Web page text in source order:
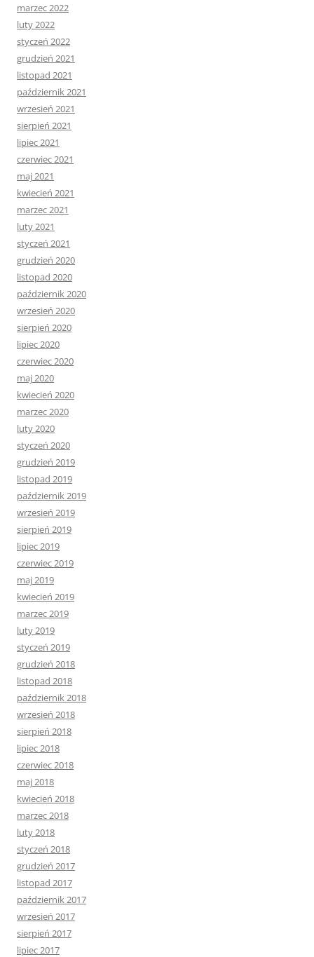
marzec 2022
luty 2022
styczeń 2022
grudzień 2021
listopad 2021
październik 2021
wrzesień 2021
sierpień 2021
lipiec 2021
czerwiec 2021
maj 2021
kwiecień 2021
marzec 2021
luty 2021
styczeń 2021
grudzień 2020
listopad 2020
październik 2020
wrzesień 2020
sierpień 2020
lipiec 2020
czerwiec 2020
maj 2020
kwiecień 2020
marzec 2020
luty 2020
styczeń 2020
grudzień 2019
listopad 2019
październik 2019
wrzesień 2019
sierpień 2019
lipiec 2019
czerwiec 2019
maj 2019
kwiecień 2019
marzec 2019
luty 2019
styczeń 2019
grudzień 2018
listopad 2018
październik 2018
wrzesień 2018
sierpień 2018
lipiec 2018
czerwiec 2018
maj 2018
kwiecień 2018
marzec 2018
luty 2018
styczeń 2018
grudzień 2017
listopad 2017
październik 2017
wrzesień 2017
sierpień 2017
lipiec 2017